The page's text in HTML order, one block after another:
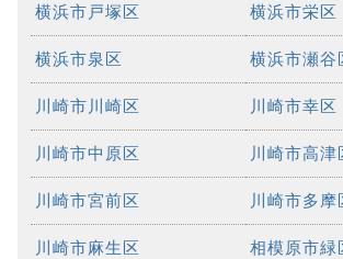
横浜市戸塚区 横浜市栄区
横浜市泉区 横浜市瀬谷
川崎市川崎区 川崎市幸区
川崎市中原区 川崎市高津
川崎市宮前区 川崎市多摩
川崎市麻生区 相模原市緑